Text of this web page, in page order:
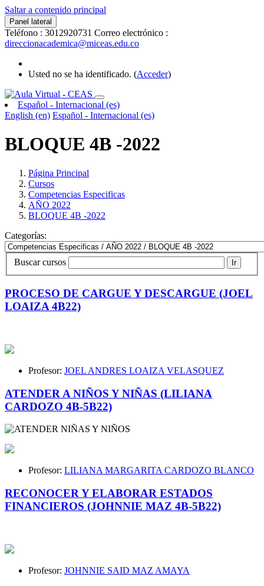
Saltar a contenido principal
Panel lateral
Teléfono : 3012920731 Correo electrónico :
direccionacademica@miceas.edu.co
Usted no se ha identificado. (Acceder)
Español - Internacional ‎(es)‎
English ‎(en)‎ Español - Internacional ‎(es)‎
BLOQUE 4B -2022
Página Principal
Cursos
Competencias Especificas
AÑO 2022
BLOQUE 4B -2022
Categorías:
Buscar cursos Ir
PROCESO DE CARGUE Y DESCARGUE (JOEL
LOAIZA 4B22)
Profesor: JOEL ANDRES LOAIZA VELASQUEZ
ATENDER A NIÑOS Y NIÑAS (LILIANA
CARDOZO 4B-5B22)
Profesor: LILIANA MARGARITA CARDOZO BLANCO
RECONOCER Y ELABORAR ESTADOS
FINANCIEROS (JOHNNIE MAZ 4B-5B22)
Profesor: JOHNNIE SAID MAZ AMAYA